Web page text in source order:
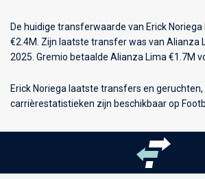
De huidige transferwaarde van Erick
€2.4M. Zijn laatste transfer was van Alianza
2025. Gremio betaalde Alianza Lima €1.7M
Erick Noriega laatste transfers en
carrièrestatistieken zijn beschikbaar op